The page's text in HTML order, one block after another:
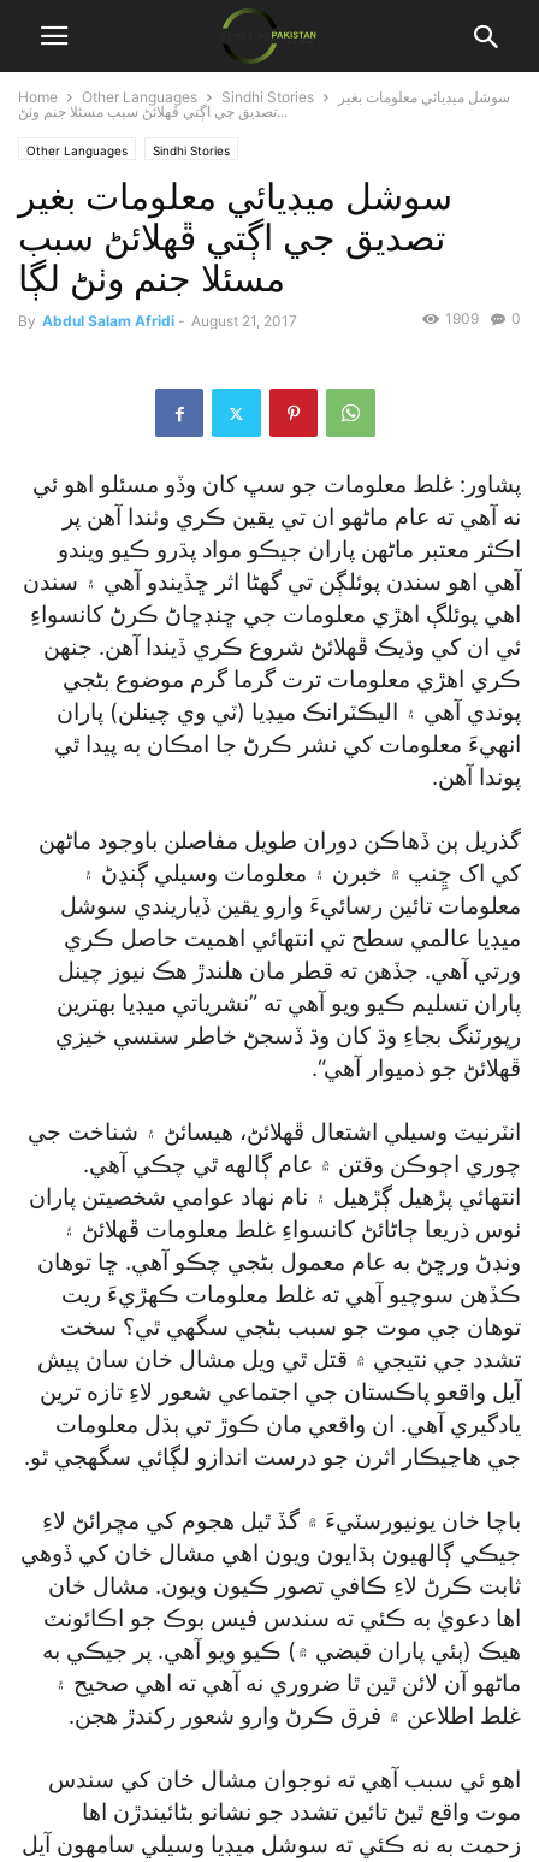
Home Other Languages Sindhi Stories
سوشل ميڊيائي معلومات بغير
تصديق جي اڳتي ڦهلائڻ سبب مسئلا جنم وٺڻ...
Other Languages Sindhi Stories
سوشل ميڊيائي معلومات بغير
تصديق جي اڳتي ڦهلائڻ سبب
مسئلا جنم وٺڻ لڳا
By Abdul Salam Afridi - August 21, 2017 0
1909
پشاور: غلط معلومات جو سڀ کان وڏو مسئلو اهو ئي
نه آهي ته عام ماڻهو ان تي يقين ڪري وٺندا آهن پر
اڪثر معتبر ماڻهن پاران جيڪو مواد پڌرو ڪيو ويندو
آهي اهو سندن پوئلڳن تي گهڻا اثر ڇڏيندو آهي ۽ سندن
اهي پوئلڳ اهڙي معلومات جي ڇنڊڇاڻ ڪرڻ کانسواءِ
ئي ان کي وڌيڪ ڦهلائڻ شروع ڪري ڏيندا آهن. جنهن
ڪري اهڙي معلومات ترت گرما گرم موضوع بڻجي
پوندي آهي ۽ اليڪٽرانڪ ميڊيا (ٽي وي چينلن) پاران
انهيءَ معلومات کي نشر ڪرڻ جا امڪان به پيدا ٿي
پوندا آهن.
گذريل ٻن ڏهاڪن دوران طويل مفاصلن باوجود ماڻهن
کي اک ڇِنڀ ۾ خبرن ۽ معلومات وسيلي ڳنڍڻ ۽
معلومات تائين رسائيءَ وارو يقين ڏياريندي سوشل
ميڊيا عالمي سطح تي انتهائي اهميت حاصل ڪري
ورتي آهي. جڏهن ته قطر مان هلندڙ هڪ نيوز چينل
پاران تسليم ڪيو ويو آهي ته ”نشرياتي ميڊيا بهترين
رپورٽنگ بجاءِ وڌ کان وڌ ڏسجڻ خاطر سنسي خيزي
ڦهلائڻ جو ذميوار آهي“.
انٽرنيٽ وسيلي اشتعال ڦهلائڻ، هيسائڻ ۽ شناخت جي
چوري اڄوڪن وقتن ۾ عام ڳالهه ٿي چڪي آهي.
انتهائي پڙهيل ڳڙهيل ۽ نام نهاد عوامي شخصيتن پاران
ٺوس ذريعا ڄاڻائڻ کانسواءِ غلط معلومات ڦهلائڻ ۽
ونڊڻ ورڇڻ به عام معمول بڻجي چڪو آهي. ڇا توهان
ڪڏهن سوچيو آهي ته غلط معلومات ڪهڙيءَ ريت
توهان جي موت جو سبب بڻجي سگھي ٿي؟ سخت
تشدد جي نتيجي ۾ قتل ٿي ويل مشال خان سان پيش
آيل واقعو پاڪستان جي اجتماعي شعور لاءِ تازه ترين
يادگيري آهي. ان واقعي مان ڪوڙ تي ٻڌل معلومات
جي هاڃيڪار اثرن جو درست اندازو لڳائي سگھجي ٿو.
باچا خان يونيورسٽيءَ ۾ گڏ ٿيل هجوم کي مڇرائڻ لاءِ
جيڪي ڳالهيون ٻڌايون ويون اهي مشال خان کي ڏوهي
ثابت ڪرڻ لاءِ ڪافي تصور ڪيون ويون. مشال خان
اها دعويٰ به ڪئي ته سندس فيس بوڪ جو اڪائونٽ
هيڪ (ٻئي پاران قبضي ۾) ڪيو ويو آهي. پر جيڪي به
ماڻهو آن لائن ٿين ٿا ضروري نه آهي ته اهي صحيح ۽
غلط اطلاعن ۾ فرق ڪرڻ وارو شعور رکندڙ هجن.
اهو ئي سبب آهي ته نوجوان مشال خان کي سندس
موت واقع ٿيڻ تائين تشدد جو نشانو بڻائيندڙن اها
زحمت به نه ڪئي ته سوشل ميڊيا وسيلي سامهون آيل